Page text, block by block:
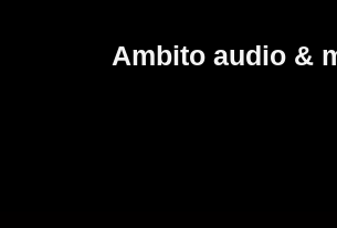
Ambito audio &